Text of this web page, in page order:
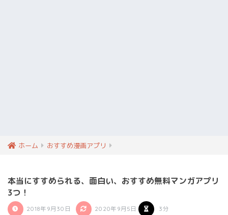
ホーム おすすめ漫画アプリ
本当にすすめられる、面白い、おすすめ無料マンガアプリ
3つ！
2018年9月30日 2020年9月5日 3分